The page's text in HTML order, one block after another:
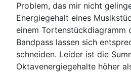
Problem, das mir nicht
Energiegehalt eines
einem Tortenstückdiagramm
Bandpass lassen sich
schneiden. Leider ist die
Oktavenergiegehalte höher